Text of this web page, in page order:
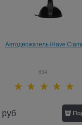
Автодержатель iHave
634
руб